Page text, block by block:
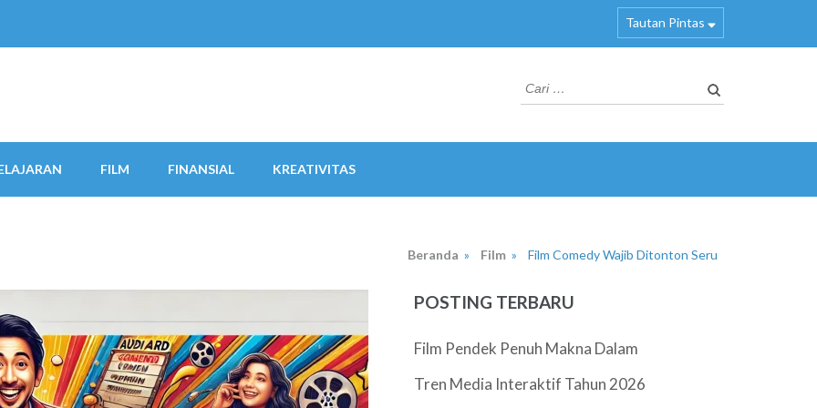
Tautan Pintas
Cari
untuk:
FILM FINANSIAL KREATIVITAS
Beranda » Film » Film Comedy Wajib Ditonton Seru
POSTING TERBARU
Film Pendek Penuh Makna Dalam
Tren Media Interaktif Tahun 2026